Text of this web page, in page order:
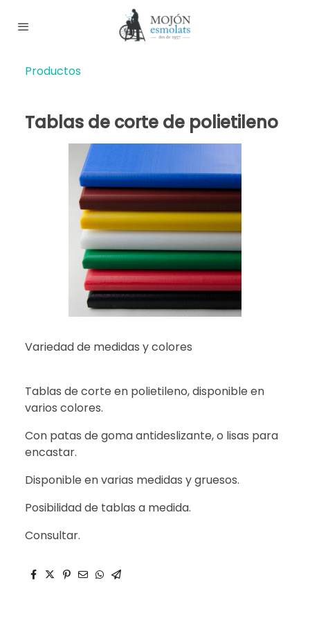
Productos
Tablas de corte de polietileno
Variedad de medidas y colores
Tablas de corte en polietileno, disponible en
varios colores.
Con patas de goma antideslizante, o lisas para
encastar.
Disponible en varias medidas y gruesos.
Posibilidad de tablas a medida.
Consultar.